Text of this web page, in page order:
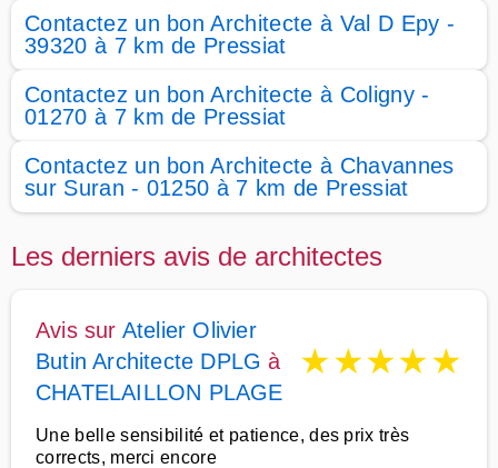
Contactez un bon Architecte à Val D Epy -
39320 à 7 km de Pressiat
Contactez un bon Architecte à Coligny -
01270 à 7 km de Pressiat
Contactez un bon Architecte à Chavannes
sur Suran - 01250 à 7 km de Pressiat
Les derniers avis de architectes
Avis sur Atelier Olivier
Butin Architecte DPLG à
CHATELAILLON PLAGE
★★★★★
Une belle sensibilité et patience, des prix très
corrects, merci encore